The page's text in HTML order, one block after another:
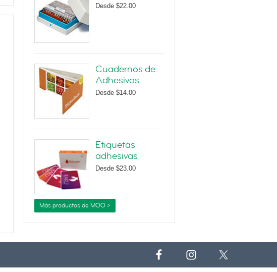
Desde $22.00
Cuadernos de
Adhesivos
Desde $14.00
Etiquetas
adhesivas
Desde $23.00
Más productos de MOO >